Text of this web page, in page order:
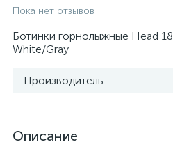
Пока нет отзывов
Ботинки горнолыжные Head
White/Gray
Производитель
Описание